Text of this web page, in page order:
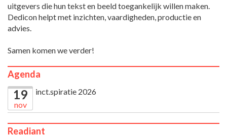
uitgevers die hun tekst en beeld toegankelijk willen maken.
Dedicon helpt met inzichten, vaardigheden, productie en
advies.
Samen komen we verder!
Agenda
19
nov
inct.spiratie 2026
Readiant